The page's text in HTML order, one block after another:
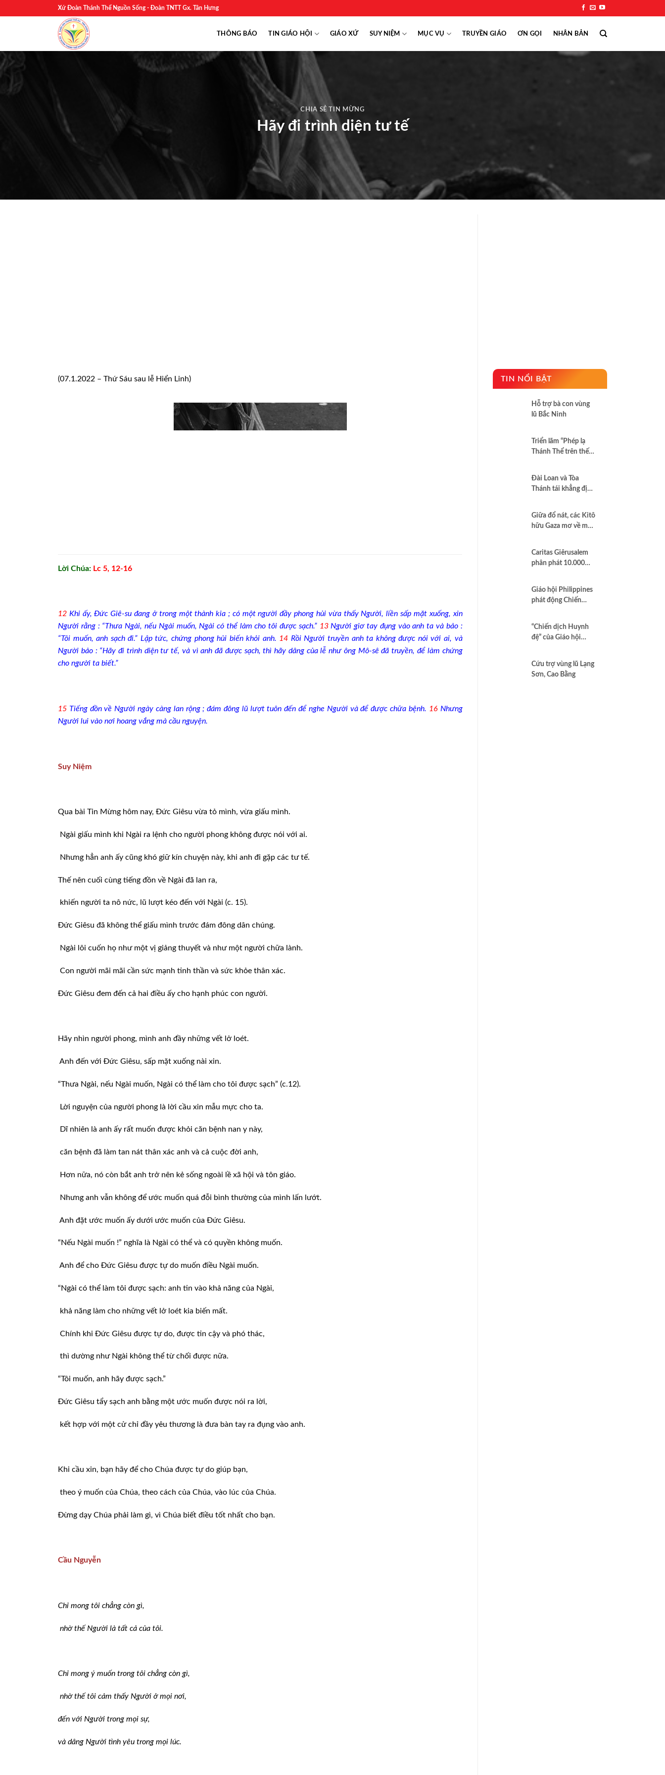
to
Xứ Đoàn Thánh Thể Nguồn Sống - Đoàn TNTT Gx. Tân Hưng
THÔNG BÁO TIN GIÁO HỘI GIÁO XỨ SUY NIỆM MỤC VỤ TRUYỀN GIÁO ƠN GỌI NHÂN BẢN
CHIA SẺ TIN MỪNG
Hãy đi trình diện tư tế
(07.1.2022 – Thứ Sáu sau lễ Hiển Linh)
Lời Chúa: Lc 5, 12-16
12 Khi ấy, Đức Giê-su đang ở trong một thành kia ; có một người đầy phong hủi vừa thấy Người, liền sấp mặt xuống, xin
Người rằng : “Thưa Ngài, nếu Ngài muốn, Ngài có thể làm cho tôi được sạch.” 13Người giơ tay đụng vào anh ta và bảo :
“Tôi muốn, anh sạch đi.” Lập tức, chứng phong hủi biến khỏi anh. 14 Rồi Người truyền anh ta không được nói với ai, và
Người bảo : “Hãy đi trình diện tư tế, và vì anh đã được sạch, thì hãy dâng của lễ như ông Mô-sê đã truyền, để làm chứng
cho người ta biết.”
15 Tiếng đồn về Người ngày càng lan rộng ; đám đông lũ lượt tuôn đến để nghe Người và để được chữa bệnh. 16 Nhưng
Người lui vào nơi hoang vắng mà cầu nguyện.
Suy Niệm
Qua bài Tin Mừng hôm nay, Đức Giêsu vừa tỏ mình, vừa giấu mình.
Ngài giấu mình khi Ngài ra lệnh cho người phong không được nói với ai.
Nhưng hẳn anh ấy cũng khó giữ kín chuyện này, khi anh đi gặp các tư tế.
Thế nên cuối cùng tiếng đồn về Ngài đã lan ra,
khiến người ta nô nức, lũ lượt kéo đến với Ngài (c. 15).
Đức Giêsu đã không thể giấu mình trước đám đông dân chúng.
Ngài lôi cuốn họ như một vị giảng thuyết và như một người chữa lành.
Con người mãi mãi cần sức mạnh tinh thần và sức khỏe thân xác.
Đức Giêsu đem đến cả hai điều ấy cho hạnh phúc con người.
Hãy nhìn người phong, mình anh đầy những vết lở loét.
Anh đến với Đức Giêsu, sấp mặt xuống nài xin.
“Thưa Ngài, nếu Ngài muốn, Ngài có thể làm cho tôi được sạch” (c.12).
Lời nguyện của người phong là lời cầu xin mẫu mực cho ta.
Dĩ nhiên là anh ấy rất muốn được khỏi căn bệnh nan y này,
căn bệnh đã làm tan nát thân xác anh và cả cuộc đời anh,
Hơn nữa, nó còn bắt anh trở nên kẻ sống ngoài lề xã hội và tôn giáo.
Nhưng anh vẫn không để ước muốn quá đỗi bình thường của mình lấn lướt.
Anh đặt ước muốn ấy dưới ước muốn của Đức Giêsu.
“Nếu Ngài muốn !” nghĩa là Ngài có thể và có quyền không muốn.
Anh để cho Đức Giêsu được tự do muốn điều Ngài muốn.
“Ngài có thể làm tôi được sạch: anh tin vào khả năng của Ngài,
khả năng làm cho những vết lở loét kia biến mất.
Chính khi Đức Giêsu được tự do, được tin cậy và phó thác,
thì dường như Ngài không thể từ chối được nữa.
“Tôi muốn, anh hãy được sạch.”
Đức Giêsu tẩy sạch anh bằng một ước muốn được nói ra lời,
kết hợp với một cử chỉ đầy yêu thương là đưa bàn tay ra đụng vào anh.
Khi cầu xin, bạn hãy để cho Chúa được tự do giúp bạn,
theo ý muốn của Chúa, theo cách của Chúa, vào lúc của Chúa.
Đừng dạy Chúa phải làm gì, vì Chúa biết điều tốt nhất cho bạn.
Cầu Nguyễn
Chỉ mong tôi chẳng còn gì,
nhờ thế Người là tất cả của tôi.
Chỉ mong ý muốn trong tôi chẳng còn gì,
nhờ thế tôi cảm thấy Người ở mọi nơi,
đến với Người trong mọi sự,
và dâng Người tình yêu trong mọi lúc.
TIN NỔI BẬT
Hỗ trợ bà con vùng
lũ Bắc Ninh
Triển lãm “Phép lạ
Thánh Thể trên thế
Đài Loan và Tòa
Thánh tái khẳng định
hòa bình và dân chủ
Giữa đổ nát, các Kitô
hữu Gaza mơ về một
Caritas Giêrusalem
phân phát 10.000
tại Dải Gaza
Giáo hội Philippines
phát động Chiến
chống tham nhũng
và cầu nguyện cho
quốc gia
“Chiến dịch Huynh
đệ” của Giáo hội
cao nhất của Bác ái
Cứu trợ vùng lũ Lạng
Sơn, Cao Bằng